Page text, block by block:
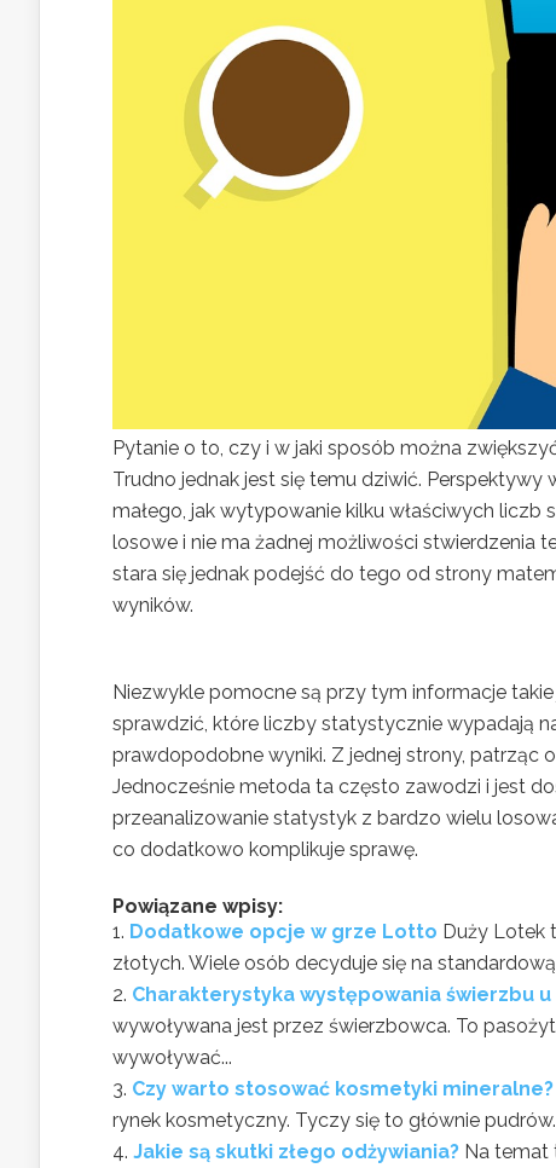
Pytanie o to, czy i w jaki sposób można
Trudno jednak jest się temu dziwić.
małego, jak wytypowanie kilku właściwych liczb
losowe i nie ma żadnej możliwości stwierdzenia
stara się jednak podejść do tego od strony
wyników.
Niezwykle pomocne są przy tym informacje takie
sprawdzić, które liczby statystycznie wypadają
prawdopodobne wyniki. Z jednej strony, patrząc
Jednocześnie metoda ta często zawodzi i jest
przeanalizowanie statystyk z bardzo wielu
co dodatkowo komplikuje sprawę.
Powiązane wpisy:
Dodatkowe opcje w grze Lotto Duży Lotek
złotych. Wiele osób decyduje się na
Charakterystyka występowania świerzbu u
wywoływana jest przez świerzbowca. To
wywoływać...
Czy warto stosować kosmetyki mineralne?
rynek kosmetyczny. Tyczy się to głównie
Jakie są skutki złego odżywiania? Na temat